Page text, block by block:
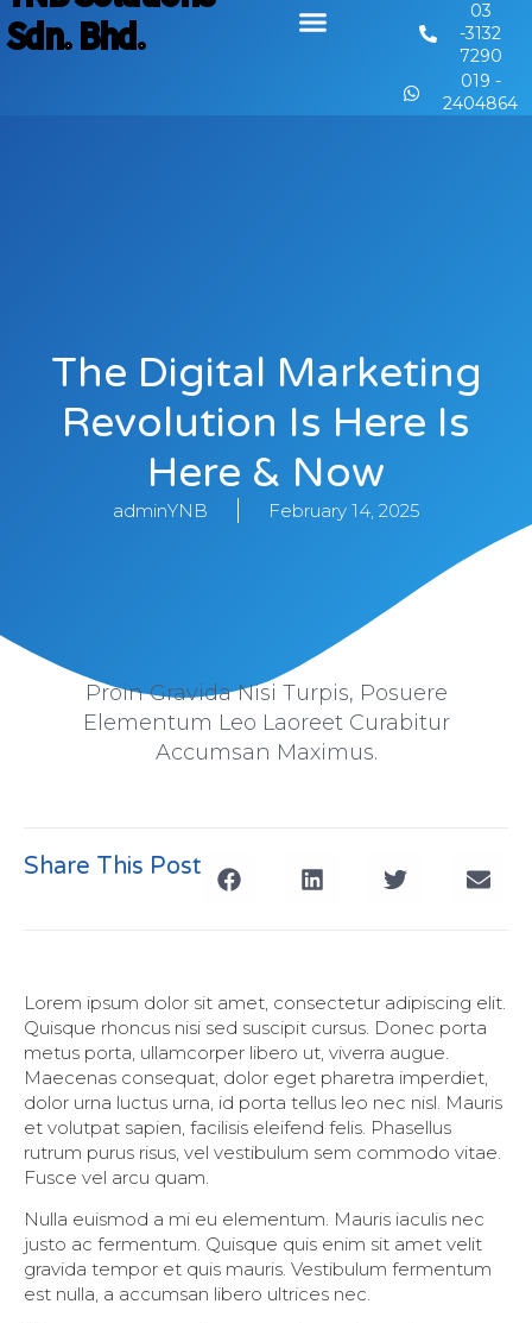
Sdn. Bhd.
03
-3132
7290
019 -
2404864
The Digital Marketing
Revolution Is Here Is
Here & Now
adminYNB February 14, 2025
Proin Gravida Nisi Turpis, Posuere
Elementum Leo Laoreet Curabitur
Accumsan Maximus.
Share This Post
Lorem ipsum dolor sit amet, consectetur adipiscing elit.
Quisque rhoncus nisi sed suscipit cursus. Donec porta
metus porta, ullamcorper libero ut, viverra augue.
Maecenas consequat, dolor eget pharetra imperdiet,
dolor urna luctus urna, id porta tellus leo nec nisl. Mauris
et volutpat sapien, facilisis eleifend felis. Phasellus
rutrum purus risus, vel vestibulum sem commodo vitae.
Fusce vel arcu quam.
Nulla euismod a mi eu elementum. Mauris iaculis nec
justo ac fermentum. Quisque quis enim sit amet velit
gravida tempor et quis mauris. Vestibulum fermentum
est nulla, a accumsan libero ultrices nec.